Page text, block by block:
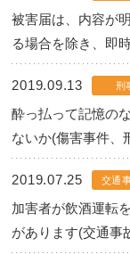
被害届は、内容が
る場合を除き、即
2019.09.13 刑
酔っ払って記憶の
ないか(傷害事件、
2019.07.25 交通
加害者が飲酒運転
があります(交通事